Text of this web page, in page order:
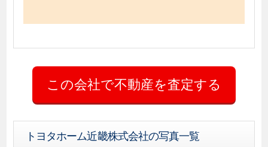
トヨタホーム近畿株式会社の写真一覧